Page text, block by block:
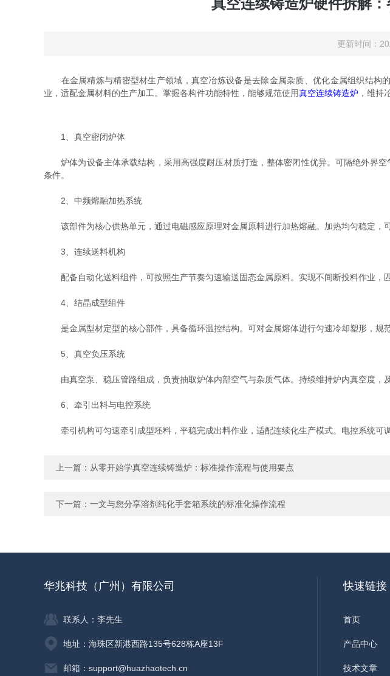
真空连续铸造炉硬件拆解
更新时间：
在金属精炼与精密型材生产领域，真空冶炼设备是去除金属杂质、优化金属组织结构
业，适配金属材料的生产加工。掌握各构件功能特性，能够规范使用真空连续铸造炉 ，维持
1、真空密闭炉体
炉体为设备主体承载结构，采用高强度耐压材质打造，整体密闭性优异。可隔绝外界空
条件。
2、中频熔融加热系统
该部件为核心供热单元，通过电磁感应原理对金属原料进行加热熔融。加热均匀稳定，
3、连续送料机构
配备自动化送料组件，可按照生产节奏匀速输送固态金属原料。实现不间断投料作业，
4、结晶成型组件
是金属型材定型的核心部件，具备循环温控结构。可对金属熔体进行匀速冷却塑形，规
5、真空负压系统
由真空泵、稳压管路组成，负责抽取炉体内部空气与杂质气体。持续维持炉内真空度，
6、牵引出料与电控系统
牵引机构可匀速牵引成型坯料，平稳完成出料作业，适配连续化生产模式。电控系统可
上一篇： 从零开始学真空连续铸造炉：标准操作流程与使用要点
下一篇： 一文与您分享溶剂纯化手套箱系统的标准化操作流程
华兆科技（广州）有限公司
联系人：李先生
地址：海珠区新港西路135号628栋A座13F
邮箱：support@huazhaotech.cn
快速链接
首页
产品中心
技术文章